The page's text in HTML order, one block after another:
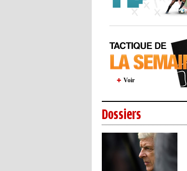
Voir
Dossiers